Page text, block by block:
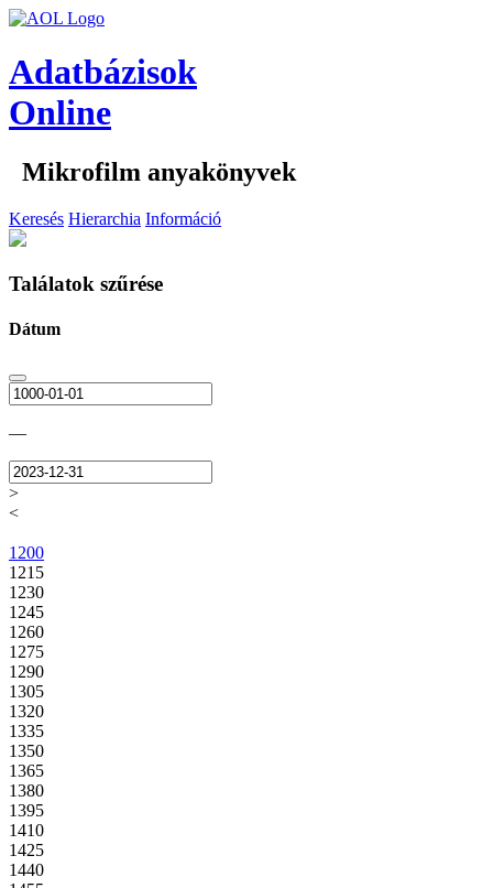
Adatbázisok
Online
Mikrofilm anyakönyvek
Keresés Hierarchia Információ
Találatok szűrése
Dátum
—
>
<
1200
1215
1230
1245
1260
1275
1290
1305
1320
1335
1350
1365
1380
1395
1410
1425
1440